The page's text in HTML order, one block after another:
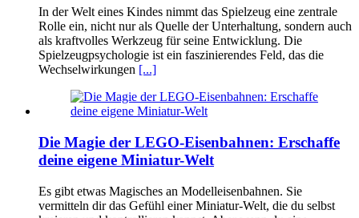
In der Welt eines Kindes nimmt das Spielzeug eine zentrale
Rolle ein, nicht nur als Quelle der Unterhaltung, sondern auch
als kraftvolles Werkzeug für seine Entwicklung. Die
Spielzeugpsychologie ist ein faszinierendes Feld, das die
Wechselwirkungen [...]
Die Magie der LEGO-Eisenbahnen: Erschaffe
deine eigene Miniatur-Welt
Es gibt etwas Magisches an Modelleisenbahnen. Sie
vermitteln dir das Gefühl einer Miniatur-Welt, die du selbst